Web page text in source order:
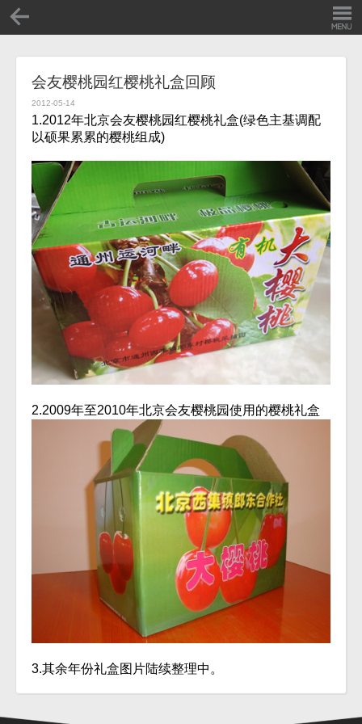
会友樱桃园红樱桃礼盒回顾
2012-05-14
1.2012年北京会友樱桃园红樱桃礼盒(绿色主基调配
以硕果累累的樱桃组成)
2.2009年至2010年北京会友樱桃园使用的樱桃礼盒
3.其余年份礼盒图片陆续整理中。